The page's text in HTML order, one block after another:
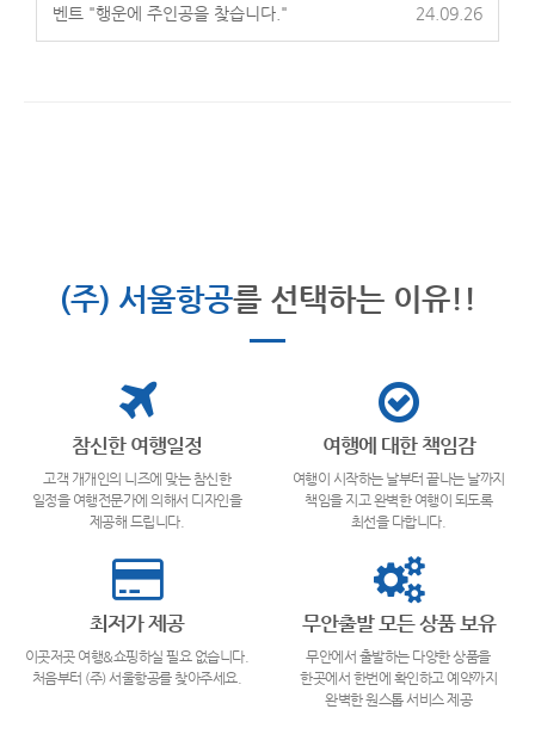
벤트 "행운에 주인공을 찾습니다."
24.09.26
(주) 서울항공를 선택하는 이유!!
참신한 여행일정
고객 개개인의 니즈에 맞는 참신한
일정을 여행전문가에 의해서 디자인을
제공해 드립니다.
여행에 대한 책임감
여행이 시작하는 날부터 끝나는 날까지
책임을 지고 완벽한 여행이 되도록
최선을 다합니다.
최저가 제공
이곳저곳 여행&쇼핑하실 필요 없습니다.
처음부터 (주) 서울항공를 찾아주세요.
무안출발 모든 상품 보유
무안에서 출발하는 다양한 상품을
한곳에서 한번에 확인하고 예약까지
완벽한 원스톱 서비스 제공